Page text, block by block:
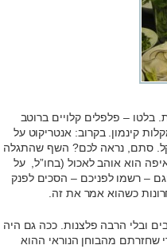
בלטו – פלפלים קלויים ברוטב
קינמון. בקרוב: אנטריקוט על
סתם, נראה לכם? השף שהתגלה
הוא אוהב לאכול (בחו”ל, על
– רשמו לפניכם – הסכים לפנק
כשהוא אמר את זה.
ובלי הרבה פלצנות. ככה גם היה
מהבוחן הנוראי ההוא